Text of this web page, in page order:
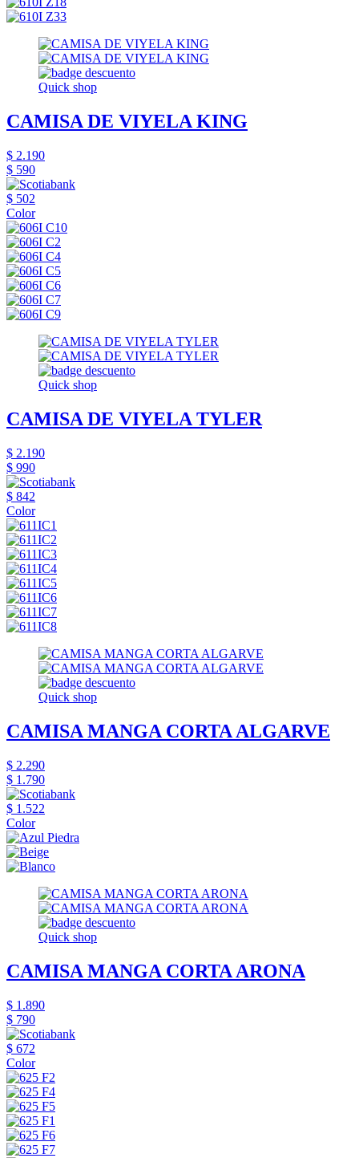
Quick shop
CAMISA DE VIYELA KING
$ 2.190
$ 590
$ 502
Color
Quick shop
CAMISA DE VIYELA TYLER
$ 2.190
$ 990
$ 842
Color
Quick shop
CAMISA MANGA CORTA ALGARVE
$ 2.290
$ 1.790
$ 1.522
Color
Quick shop
CAMISA MANGA CORTA ARONA
$ 1.890
$ 790
$ 672
Color